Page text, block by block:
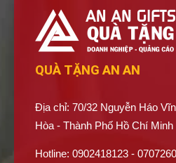
QUÀ TẶNG AN AN
Địa chỉ: 70/32 Nguyễn Háo
Hòa - Thành Phố Hồ Chí Minh
Hotline: 0902418123 -